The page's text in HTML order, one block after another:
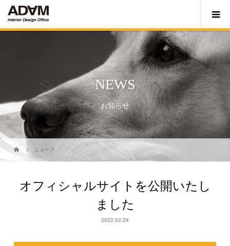
NEWS
お知らせ
ニュース
オフィシャルサイトを公開いたし
ました
2022.02.24